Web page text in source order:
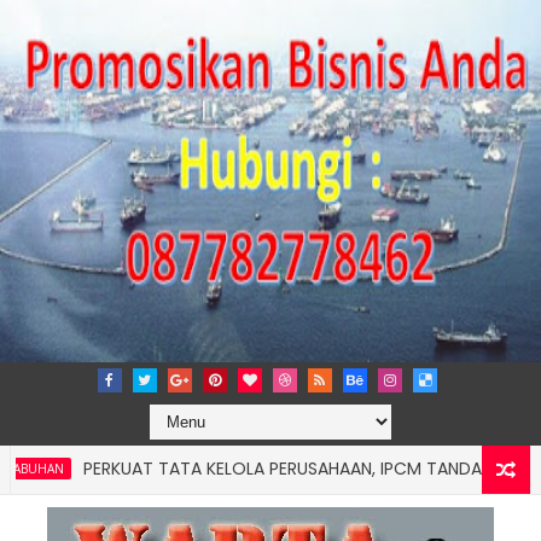
PERKUAT TATA KELOLA PERUSAHAAN, IPCM TANDATANGANI